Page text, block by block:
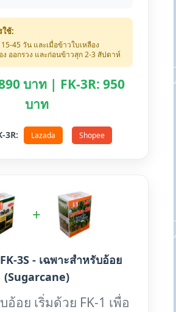
ใช้:
45 วัน และเมื่อข้าวใบเหลือง
ง ออกรวง และก่อนข้าวสุก 2-3 สัปดาห์
บาท | FK-3R: 950
บาท
3R: Lazada Shopee
+
3S - เฉพาะสำหรับอ้อย
(Sugarcane)
อย เริ่มด้วย FK-1 เพื่อ